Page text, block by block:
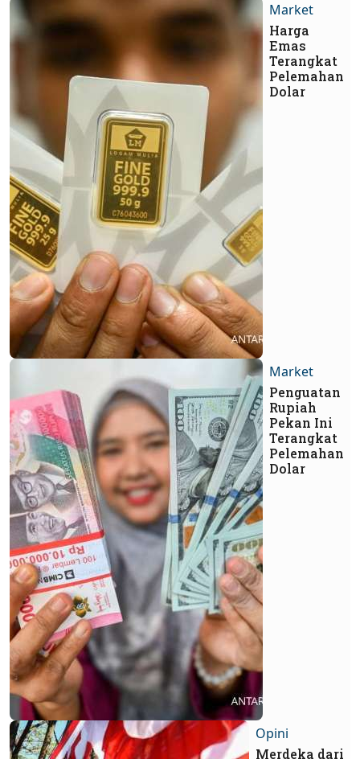
Market
Harga
Emas
Terangkat
Pelemahan
Dolar
Market
Penguatan
Rupiah
Pekan Ini
Terangkat
Pelemahan
Dolar
Opini
Merdeka dari